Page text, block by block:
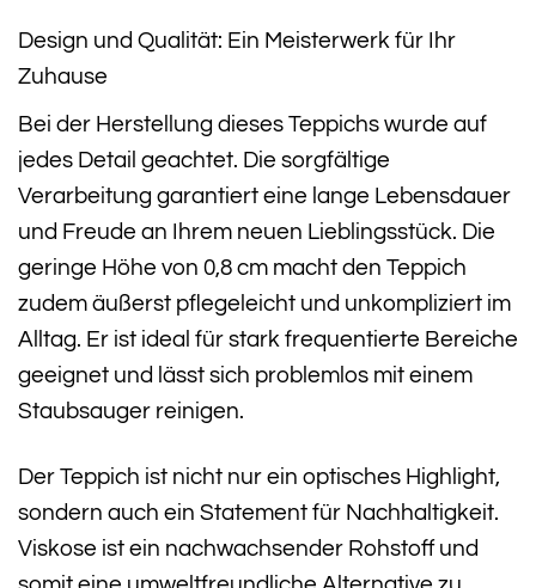
Design und Qualität: Ein Meisterwerk für Ihr
Zuhause
Bei der Herstellung dieses Teppichs wurde auf
jedes Detail geachtet. Die sorgfältige
Verarbeitung garantiert eine lange Lebensdauer
und Freude an Ihrem neuen Lieblingsstück. Die
geringe Höhe von 0,8 cm macht den Teppich
zudem äußerst pflegeleicht und unkompliziert im
Alltag. Er ist ideal für stark frequentierte Bereiche
geeignet und lässt sich problemlos mit einem
Staubsauger reinigen.
Der Teppich ist nicht nur ein optisches Highlight,
sondern auch ein Statement für Nachhaltigkeit.
Viskose ist ein nachwachsender Rohstoff und